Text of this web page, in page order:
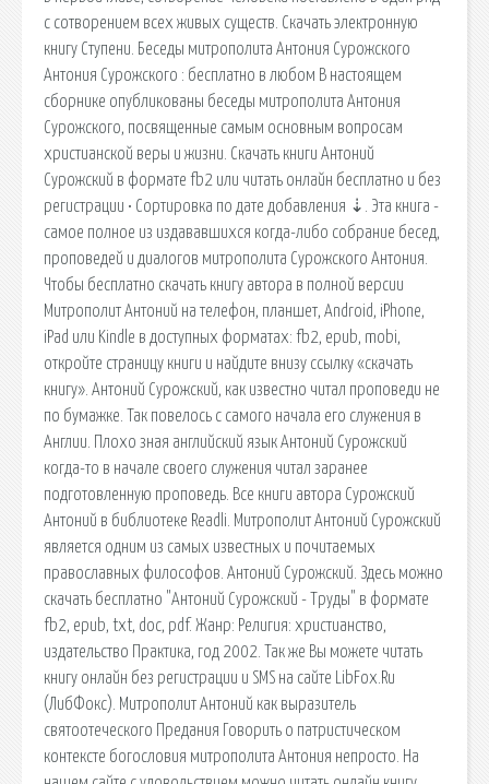
с сотворением всех живых существ. Скачать электронную
книгу Ступени. Беседы митрополита Антония Сурожского
Антония Сурожского : бесплатно в любом В настоящем
сборнике опубликованы беседы митрополита Антония
Сурожского, посвященные самым основным вопросам
христианской веры и жизни. Скачать книги Антоний
Сурожский в формате fb2 или читать онлайн бесплатно и без
регистрации • Сортировка по дате добавления ⇣. Эта книга -
самое полное из издававшихся когда-либо собрание бесед,
проповедей и диалогов митрополита Сурожского Антония.
Чтобы бесплатно скачать книгу автора в полной версии
Митрополит Антоний на телефон, планшет, Android, iPhone,
iPad или Kindle в доступных форматах: fb2, epub, mobi,
откройте страницу книги и найдите внизу ссылку «скачать
книгу». Антоний Сурожский, как известно читал проповеди не
по бумажке. Так повелось с самого начала его служения в
Англии. Плохо зная английский язык Антоний Сурожский
когда-то в начале своего служения читал заранее
подготовленную проповедь. Все книги автора Сурожский
Антоний в библиотеке Readli. Митрополит Антоний Сурожский
является одним из самых известных и почитаемых
православных философов. Антоний Сурожский. Здесь можно
скачать бесплатно "Антоний Сурожский - Труды" в формате
fb2, epub, txt, doc, pdf. Жанр: Религия: христианство,
издательство Практика, год 2002. Так же Вы можете читать
книгу онлайн без регистрации и SMS на сайте LibFox.Ru
(ЛибФокс). Митрополит Антоний как выразитель
святоотеческого Предания Говорить о патристическом
контексте богословия митрополита Антония непросто. На